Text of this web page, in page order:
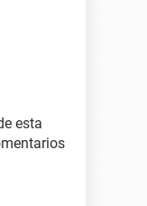
esta